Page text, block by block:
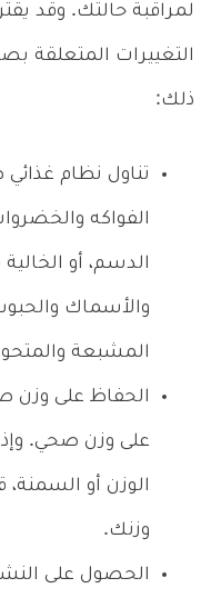
لمراقبة حالتك. وقد
التغييرات المتعلقة
ذلك:
تناول نظام
الفواكه
الدسم، أو
والأسماك
المشبعة
الحفاظ على وزن
على وزن صحي.
الوزن أو
وزنك.
الحصول على